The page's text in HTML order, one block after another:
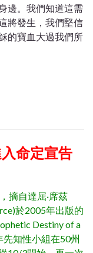
邊。我們知道這需
將發生，我們堅信
的寶血大過我們所
命定宣告
摘自達屈·席茲
於2005年出版的
Destiny of a
知性小組在50州